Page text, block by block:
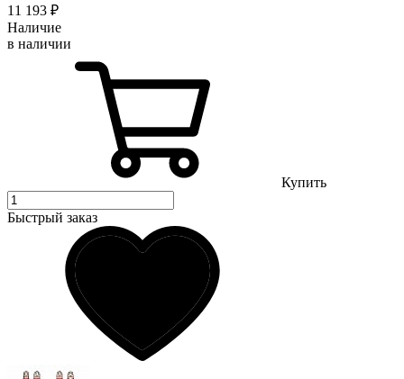
11 193 ₽
Наличие
в наличии
Купить
Быстрый заказ